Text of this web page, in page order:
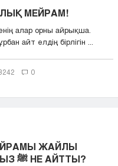
МЕЙРАМ!
алар орны айрықша.
айт елдің бірлігін ...
0
ЖАЙЛЫ
ПАЙҒАМБАРЫМЫЗ ﷺ НЕ АЙТТЫ?